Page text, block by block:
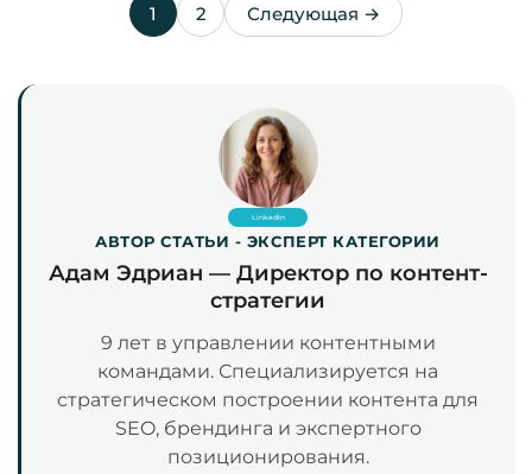
1 2 Следующая →
LinkedIn
АВТОР СТАТЬИ - ЭКСПЕРТ КАТЕГОРИИ
Адам Эдриан — Директор по контент-
стратегии
9 лет в управлении контентными
командами. Специализируется на
стратегическом построении контента для
SEO, брендинга и экспертного
позиционирования.